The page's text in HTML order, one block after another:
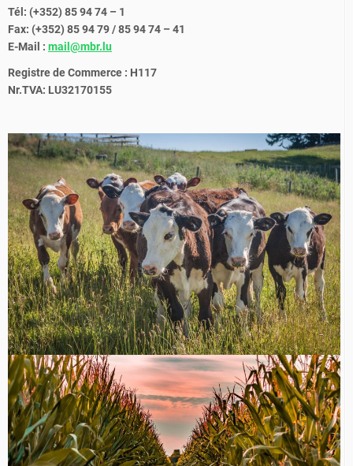
Tél: (+352) 85 94 74 – 1
Fax: (+352) 85 94 79 / 85 94 74 – 41
E-Mail : mail@mbr.lu
Registre de Commerce : H117
Nr.TVA: LU32170155